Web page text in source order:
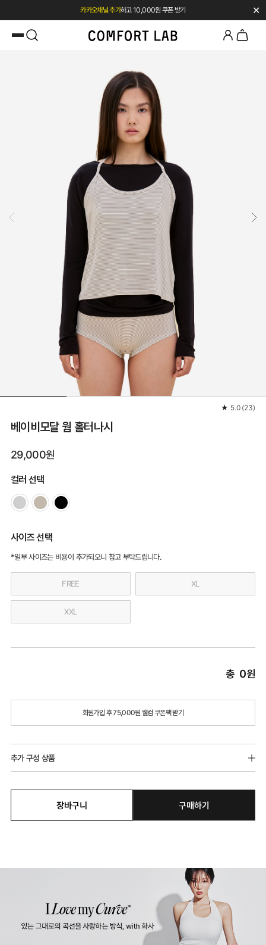
카카오채널 추가하고 10,000원 쿠폰 받기
첫 구매 전용 혜택 l 베스트셀러 50% OFF
✕
★ 5.0 (23)
베이비모달 웜 홀터나시
29,000원
컬러 선택
사이즈 선택
*일부 사이즈는 비용이 추가되오니 참고 부탁드립니다.
FREE XL
XXL
총 0원
회원가입 후 75,000원 웰컴 쿠폰팩 받기
추가 구성 상품
장바구니 구매하기